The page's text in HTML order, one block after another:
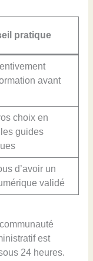
pratique
avant
choix en
guides
d’avoir un
validé
est
24 heures.